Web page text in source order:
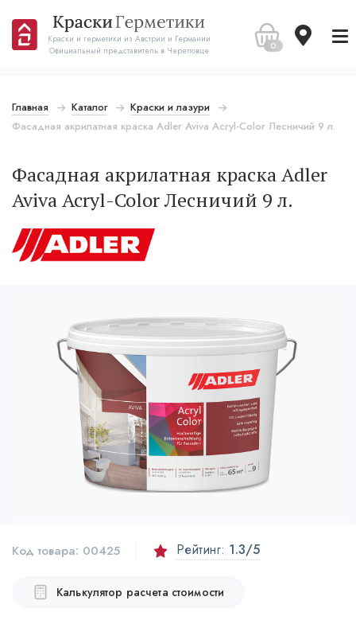
Краски и герметики из Австрии и Германии
Официальный представитель в Череповце
0
Главная Каталог
Краски и лазури
Фасадная акрилатная краска Adler Aviva Acryl-Color Лесничий 9 л.
Фасадная акрилатная краска Adler
Aviva Acryl-Color Лесничий 9 л.
Код товара: 00425 Рейтинг: 1.3/5
Калькулятор расчета стоимости